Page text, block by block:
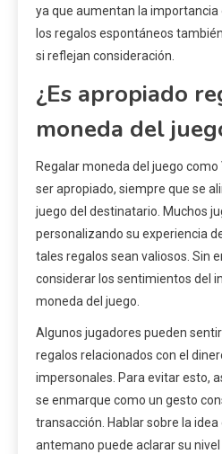
ya que aumentan la importancia
los regalos espontáneos
si reflejan consideración.
¿Es apropiado
moneda del
Regalar moneda del juego como
ser apropiado, siempre que se
juego del destinatario. Muchos
personalizando su experiencia
tales regalos sean valiosos. Sin
considerar los sentimientos del
moneda del juego.
Algunos jugadores pueden
regalos relacionados con el
impersonales. Para evitar esto,
se enmarque como un gesto
transacción. Hablar sobre la
antemano puede aclarar su nivel